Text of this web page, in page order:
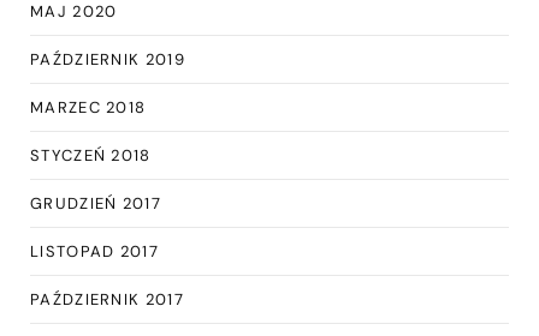
MAJ 2020
PAŹDZIERNIK 2019
MARZEC 2018
STYCZEŃ 2018
GRUDZIEŃ 2017
LISTOPAD 2017
PAŹDZIERNIK 2017